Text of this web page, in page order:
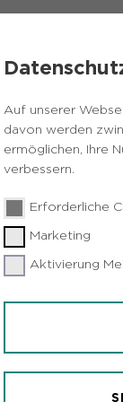
Auf unserer
davon werden
ermöglichen, Ihre
verbessern.
Erforderliche
Marketing
Aktivierung